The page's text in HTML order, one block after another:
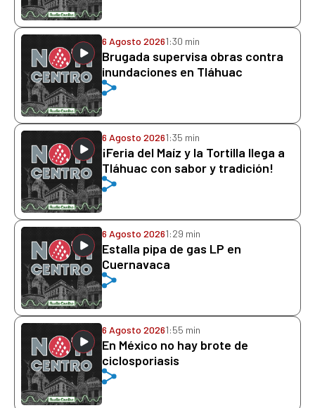
6 Agosto 20261:30 min
Brugada supervisa obras contra
inundaciones en Tláhuac
6 Agosto 20261:35 min
¡Feria del Maíz y la Tortilla llega a
Tláhuac con sabor y tradición!
6 Agosto 20261:29 min
Estalla pipa de gas LP en
Cuernavaca
6 Agosto 20261:55 min
En México no hay brote de
ciclosporiasis